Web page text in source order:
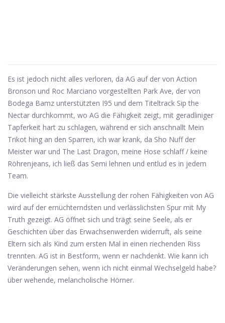
Es ist jedoch nicht alles verloren, da AG auf der von Action
Bronson und Roc Marciano vorgestellten Park Ave, der von
Bodega Bamz unterstützten I95 und dem Titeltrack Sip the
Nectar durchkommt, wo AG die Fähigkeit zeigt, mit geradliniger
Tapferkeit hart zu schlagen, während er sich anschnallt Mein
Trikot hing an den Sparren, ich war krank, da Sho Nuff der
Meister war und The Last Dragon, meine Hose schlaff / keine
Röhrenjeans, ich ließ das Semi lehnen und entlud es in jedem
Team.
Die vielleicht stärkste Ausstellung der rohen Fähigkeiten von AG
wird auf der ernüchterndsten und verlässlichsten Spur mit My
Truth gezeigt. AG öffnet sich und trägt seine Seele, als er
Geschichten über das Erwachsenwerden widerruft, als seine
Eltern sich als Kind zum ersten Mal in einen riechenden Riss
trennten. AG ist in Bestform, wenn er nachdenkt. Wie kann ich
Veränderungen sehen, wenn ich nicht einmal Wechselgeld habe?
über wehende, melancholische Hörner.